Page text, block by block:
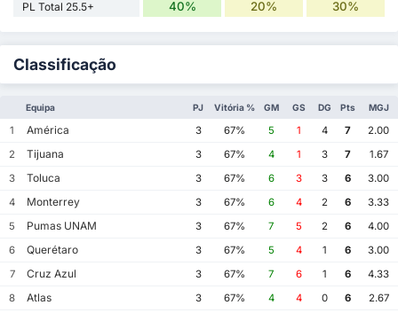
PL Total 25.5+ 40% 20% 30%
Classificação
Equipa PJ Vitória % GM GS DG Pts MGJ
1 América 3 67% 5 1 4 7
2.00
2
Tijuana 3 67% 4 1 3 7
1.67
3
Toluca 3 67% 6 3 3 6
3.00
4
Monterrey 3 67% 6 4 2 6
3.33
5
Pumas UNAM 3 67% 7 5 2 6
4.00
6
Querétaro 3 67% 5 4 1 6
3.00
7
Cruz Azul 3 67% 7 6 1 6
4.33
8
Atlas 3 67% 4 4 0 6
2.67